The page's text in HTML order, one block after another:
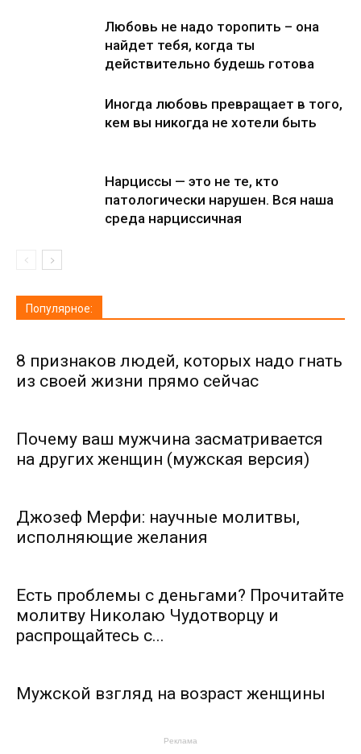
Любовь не надо торопить – она
найдет тебя, когда ты
действительно будешь готова
Иногда любовь превращает в того,
кем вы никогда не хотели быть
Нарциссы — это не те, кто
патологически нарушен. Вся наша
среда нарциссичная
Популярное:
8 признаков людей, которых надо гнать
из своей жизни прямо сейчас
Почему ваш мужчина засматривается
на других женщин (мужская версия)
Джозеф Мерфи: научные молитвы,
исполняющие желания
Есть проблемы с деньгами? Прочитайте
молитву Николаю Чудотворцу и
распрощайтесь с...
Мужской взгляд на возраст женщины
Реклама